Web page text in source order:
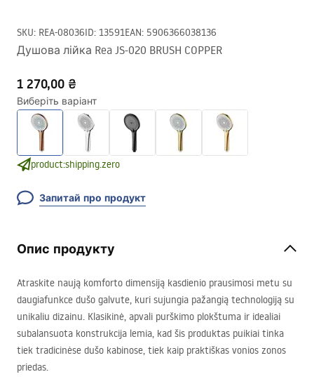
SKU: REA-08036ID: 13591EAN: 5906366038136
Душова лійка Rea JS-020 BRUSH COPPER
1 270,00 ₴
Виберіть варіант
product:shipping.zero
Запитай про продукт
Опис продукту
Atraskite naują komforto dimensiją kasdienio prausimosi metu su
daugiafunkce dušo galvute, kuri sujungia pažangią technologiją su
unikaliu dizainu. Klasikinė, apvali purškimo plokštuma ir idealiai
subalansuota konstrukcija lemia, kad šis produktas puikiai tinka
tiek tradicinėse dušo kabinose, tiek kaip praktiškas vonios zonos
priedas.